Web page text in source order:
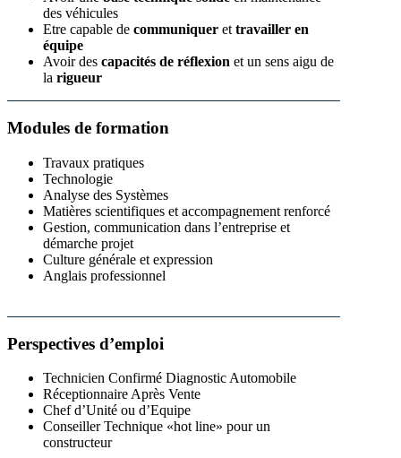
des véhicules
Etre capable de communiquer ettravailler en
équipe
Avoir des capacités de réflexion et un sens aigu de
la rigueur
Modules de formation
Travaux pratiques
Technologie
Analyse des Systèmes
Matières scientifiques et accompagnement renforcé
Gestion, communication dans l’entreprise et
démarche projet
Culture générale et expression
Anglais professionnel
Perspectives d’emploi
Technicien Confirmé Diagnostic Automobile
Réceptionnaire Après Vente
Chef d’Unité ou d’Equipe
Conseiller Technique «hot line» pour un
constructeur